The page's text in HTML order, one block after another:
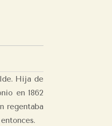
Hija de
en 1862
regentaba